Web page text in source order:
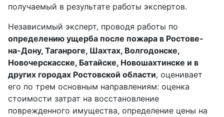
получаемый в результате работы экспертов.
Независимый эксперт, проводя работы по
определению ущерба после пожара в Ростове-
на-Дону, Таганроге, Шахтах, Волгодонске,
Новочерскасске, Батайске, Новошахтинске и в
других городах Ростовской области, оценивает
его по трем основным направлениям: оценка
стоимости затрат на восстановление
поврежденного имущества, определение цены на